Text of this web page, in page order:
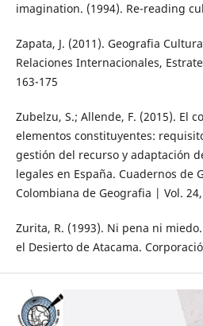
imagination. (1994). Re-reading
Zapata, J. (2011). Geografia
Relaciones Internacionales,
163-175
Zubelzu, S.; Allende, F. (2015). El
elementos constituyentes:
gestión del recurso y adaptación
legales en España. Cuadernos de
Colombiana de Geografia | Vol. 24,
Zurita, R. (1993). Ni pena ni
el Desierto de Atacama.